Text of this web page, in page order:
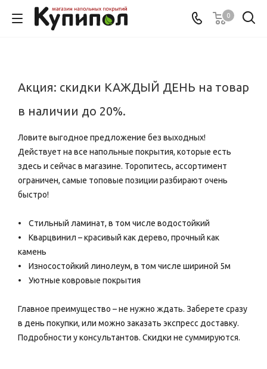
0
Акция: скидки КАЖДЫЙ ДЕНЬ на товар
в наличии до 20%.
Ловите выгодное предложение без выходных!
Действует на все напольные покрытия, которые есть
здесь и сейчас в магазине. Торопитесь, ассортимент
ограничен, самые топовые позиции разбирают очень
быстро!
• Стильный ламинат, в том числе водостойкий
• Кварцвинил – красивый как дерево, прочный как
камень
• Износостойкий линолеум, в том числе шириной 5м
• Уютные ковровые покрытия
Главное преимущество – не нужно ждать. Заберете сразу
в день покупки, или можно заказать экспресс доставку.
Подробности у консультантов. Скидки не суммируются.